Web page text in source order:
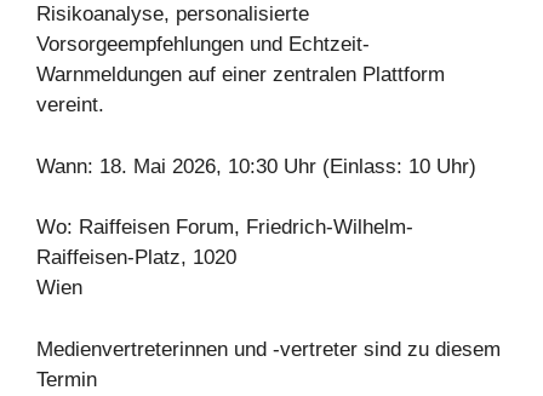
Risikoanalyse, personalisierte
Vorsorgeempfehlungen und Echtzeit-
Warnmeldungen auf einer zentralen Plattform
vereint.
Wann: 18. Mai 2026, 10:30 Uhr (Einlass: 10 Uhr)
Wo: Raiffeisen Forum, Friedrich-Wilhelm-
Raiffeisen-Platz, 1020
Wien
Medienvertreterinnen und -vertreter sind zu diesem
Termin